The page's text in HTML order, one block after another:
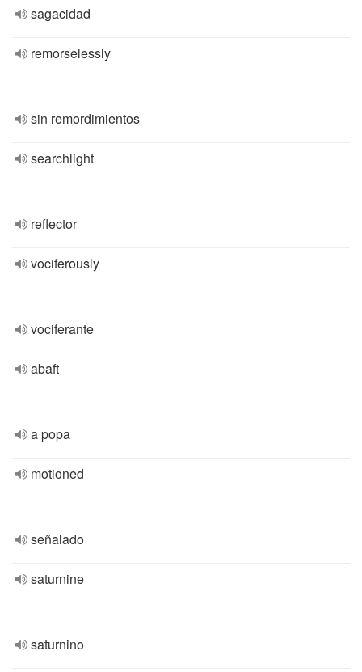
sagacidad
remorselessly
sin remordimientos
searchlight
reflector
vociferously
vociferante
abaft
a popa
motioned
señalado
saturnine
saturnino